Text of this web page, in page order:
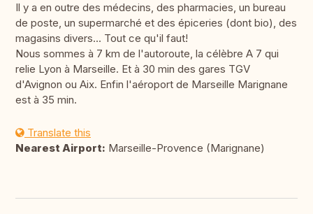
Il y a en outre des médecins, des pharmacies, un bureau
de poste, un supermarché et des épiceries (dont bio), des
magasins divers... Tout ce qu'il faut!
Nous sommes à 7 km de l'autoroute, la célèbre A 7 qui
relie Lyon à Marseille. Et à 30 min des gares TGV
d'Avignon ou Aix. Enfin l'aéroport de Marseille Marignane
est à 35 min.
Translate this
Nearest Airport: Marseille-Provence (Marignane)